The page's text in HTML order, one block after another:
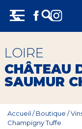
content
LOIRE
CHÂTEAU
SAUMUR
Accueil /Boutique /
Champigny Tuffe
Champagne
Whisky
Rhum
Panneau de